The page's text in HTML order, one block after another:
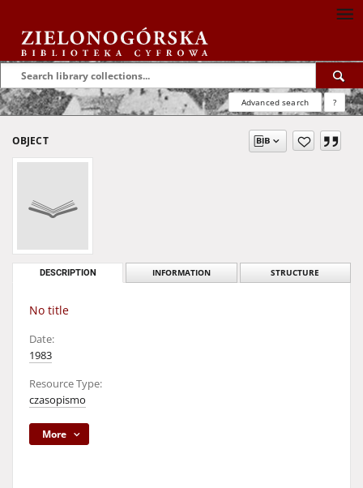
Advanced search ?
OBJECT
DESCRIPTION INFORMATION STRUCTURE
No title
Date:
1983
Resource Type:
czasopismo
More